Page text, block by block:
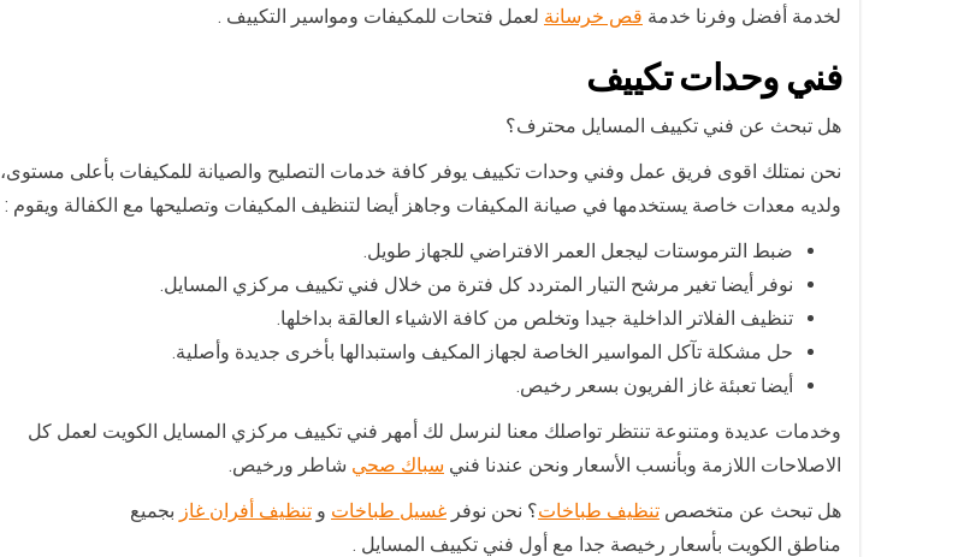
لخدمة أفضل وفرنا خدمة قص خرسانة لعمل فتحات للمكيفات ومواسير التكييف .
فني وحدات تكييف
هل تبحث عن فني تكييف المسايل محترف؟
نحن نمتلك اقوى فريق عمل وفني وحدات تكييف يوفر كافة خدمات التصليح والصيانة للمكيفات بأعلى مستوى،
ولديه معدات خاصة يستخدمها في صيانة المكيفات وجاهز أيضا لتنظيف المكيفات وتصليحها مع الكفالة ويقوم :
ضبط الترموستات ليجعل العمر الافتراضي للجهاز طويل.
نوفر أيضا تغير مرشح التيار المتردد كل فترة من خلال فني تكييف مركزي المسايل.
تنظيف الفلاتر الداخلية جيدا وتخلص من كافة الاشياء العالقة بداخلها.
حل مشكلة تآكل المواسير الخاصة لجهاز المكيف واستبدالها بأخرى جديدة وأصلية.
أيضا تعبئة غاز الفريون بسعر رخيص.
وخدمات عديدة ومتنوعة تنتظر تواصلك معنا لنرسل لك أمهر فني تكييف مركزي المسايل الكويت لعمل كل
الاصلاحات اللازمة وبأنسب الأسعار ونحن عندنا فني سباك صحي شاطر ورخيص.
هل تبحث عن متخصص تنظيف طباخات؟ نحن نوفر غسيل طباخات و تنظيف أفران غاز بجميع
مناطق الكويت بأسعار رخيصة جدا مع أول فني تكييف المسايل .